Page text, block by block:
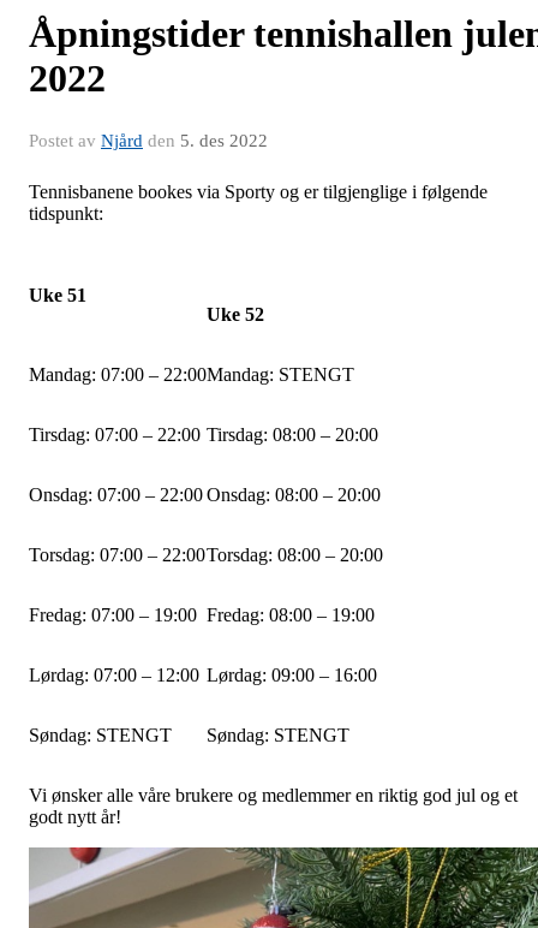
Åpningstider tennishallen
2022
Postet av Njård den 5. des 2022
Tennisbanene bookes via Sporty og er tilgjenglige i følgende
tidspunkt:
Uke 51
Uke 52
Mandag: 07:00 – 22:00Mandag: STENGT
Tirsdag: 07:00 – 22:00 Tirsdag: 08:00 – 20:00
Onsdag: 07:00 – 22:00Onsdag: 08:00 – 20:00
Torsdag: 07:00 – 22:00Torsdag: 08:00 – 20:00
Fredag: 07:00 – 19:00 Fredag: 08:00 – 19:00
Lørdag: 07:00 – 12:00 Lørdag: 09:00 – 16:00
Søndag: STENGT Søndag: STENGT
Vi ønsker alle våre brukere og medlemmer en riktig god jul og et
godt nytt år!